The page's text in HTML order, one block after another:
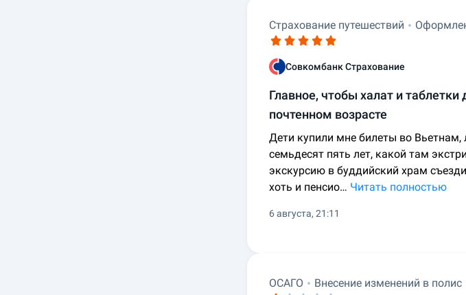
Страхование путешествий
Совкомбанк Страхование
Главное, чтобы халат и
почтенном возрасте
Дети купили мне билеты во Вьетнам,
семьдесят пять лет, какой там
экскурсию в буддийский храм
хоть и пенсио… Читать полностью
6 августа, 21:11
ОСАГО Внесение изменений в полис